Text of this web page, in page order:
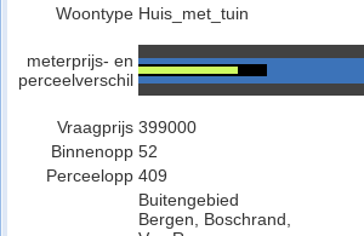
Woontype Huis_met_tuin
meterprijs- en
perceelverschil
Vraagprijs 399000
Binnenopp 52
Perceelopp 409
Buitengebied
Bergen, Boschrand,